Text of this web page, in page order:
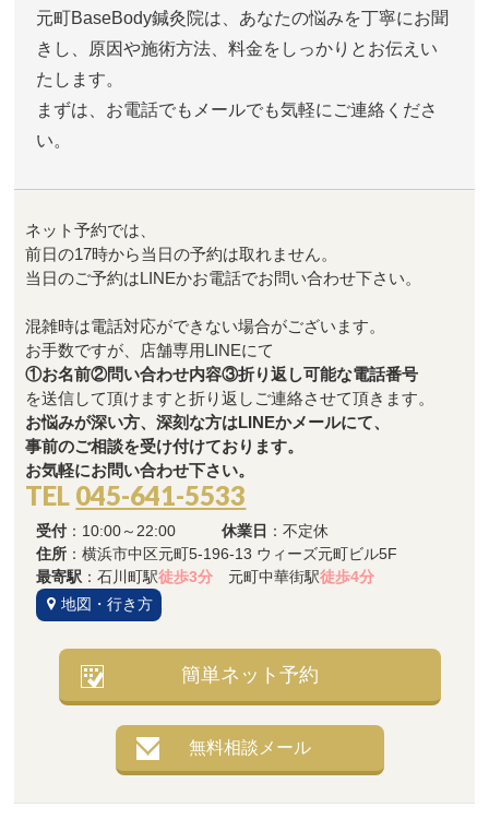
元町BaseBody鍼灸院は、あなたの悩みを丁寧にお聞
きし、原因や施術方法、料金をしっかりとお伝えい
たします。
まずは、お電話でもメールでも気軽にご連絡くださ
い。
ネット予約では、
前日の17時から当日の予約は取れません。
当日のご予約はLINEかお電話でお問い合わせ下さい。
混雑時は電話対応ができない場合がございます。
お手数ですが、店舗専用LINEにて
①お名前②問い合わせ内容③折り返し可能な電話番号
を送信して頂けますと折り返しご連絡させて頂きます。
お悩みが深い方、深刻な方はLINEかメールにて、
事前のご相談を受け付けております。
お気軽にお問い合わせ下さい。
TEL 045-641-5533
受付 ：10:00～22:00休業日 ：不定休
住所 ：横浜市中区元町5-196-13 ウィーズ元町ビル5F
最寄駅 ：石川町駅徒歩3分 元町中華街駅徒歩4分
地図・行き方
簡単ネット予約
無料相談メール